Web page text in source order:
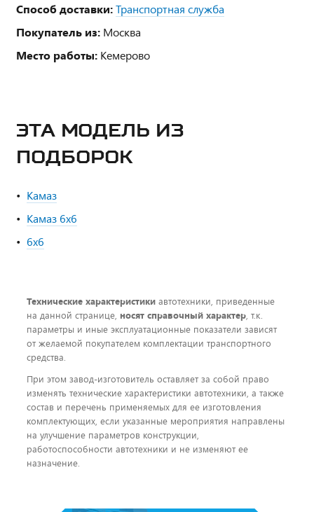
Способ доставки:Транспортная служба
Покупатель из: Москва
Место работы: Кемерово
ЭТА МОДЕЛЬ ИЗ
ПОДБОРОК
Камаз
Камаз 6х6
6х6
Технические характеристики автотехники, приведенные
на данной странице, носят справочный характер, т.к.
параметры и иные эксплуатационные показатели зависят
от желаемой покупателем комплектации транспортного
средства.
При этом завод-изготовитель оставляет за собой право
изменять технические характеристики автотехники, а также
состав и перечень применяемых для ее изготовления
комплектующих, если указанные мероприятия направлены
на улучшение параметров конструкции,
работоспособности автотехники и не изменяют ее
назначение.